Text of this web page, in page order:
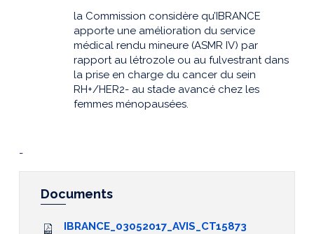
la Commission considère qu’IBRANCE
apporte une amélioration du service
médical rendu mineure (ASMR IV) par
rapport au létrozole ou au fulvestrant dans
la prise en charge du cancer du sein
RH+/HER2- au stade avancé chez les
femmes ménopausées.
-
Documents
IBRANCE_03052017_AVIS_CT15873